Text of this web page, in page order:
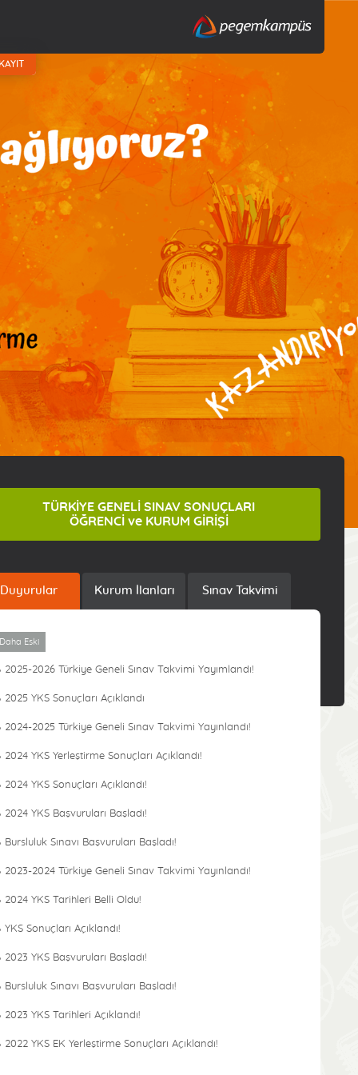
TÜRKİYE GENELİ SINAV SONUÇLARI
ÖĞRENCİ ve KURUM GİRİŞİ
Duyurular Kurum İlanları Sınav Takvimi
Daha Eski
2025-2026 Türkiye Geneli Sınav Takvimi Yayımlandı!
2025 YKS Sonuçları Açıklandı
2024-2025 Türkiye Geneli Sınav Takvimi Yayınlandı!
2024 YKS Yerleştirme Sonuçları Açıklandı!
2024 YKS Sonuçları Açıklandı!
2024 YKS Başvuruları Başladı!
Bursluluk Sınavı Başvuruları Başladı!
2023-2024 Türkiye Geneli Sınav Takvimi Yayınlandı!
2024 YKS Tarihleri Belli Oldu!
YKS Sonuçları Açıklandı!
2023 YKS Başvuruları Başladı!
Bursluluk Sınavı Başvuruları Başladı!
2023 YKS Tarihleri Açıklandı!
2022 YKS EK Yerleştirme Sonuçları Açıklandı!